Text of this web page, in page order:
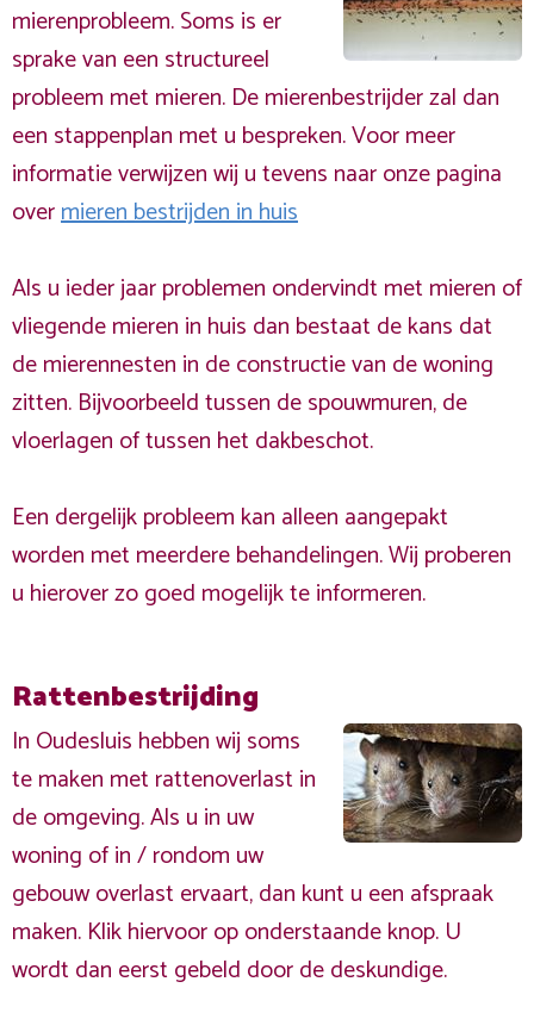
mierenprobleem. Soms is er
sprake van een structureel
probleem met mieren. De mierenbestrijder zal dan
een stappenplan met u bespreken. Voor meer
informatie verwijzen wij u tevens naar onze pagina
overmieren bestrijden in huis
Als u ieder jaar problemen ondervindt met mieren of
vliegende mieren in huis dan bestaat de kans dat
de mierennesten in de constructie van de woning
zitten. Bijvoorbeeld tussen de spouwmuren, de
vloerlagen of tussen het dakbeschot.
Een dergelijk probleem kan alleen aangepakt
worden met meerdere behandelingen. Wij proberen
u hierover zo goed mogelijk te informeren.
Rattenbestrijding
In Oudesluis hebben wij soms
te maken met rattenoverlast in
de omgeving. Als u in uw
woning of in / rondom uw
gebouw overlast ervaart, dan kunt u een afspraak
maken. Klik hiervoor op onderstaande knop. U
wordt dan eerst gebeld door de deskundige.